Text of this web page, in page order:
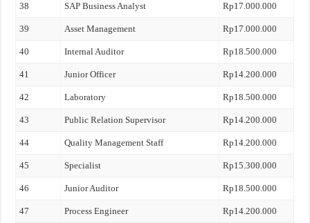
38 SAP Business Analyst Rp17.000.000
39 Asset Management Rp17.000.000
40 Internal Auditor Rp18.500.000
41 Junior Officer Rp14.200.000
42 Laboratory Rp18.500.000
43 Public Relation Supervisor Rp14.200.000
44 Quality Management Staff Rp14.200.000
45 Specialist Rp15.300.000
46 Junior Auditor Rp18.500.000
47 Process Engineer Rp14.200.000